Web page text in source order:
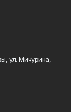
ул. Мичурина,